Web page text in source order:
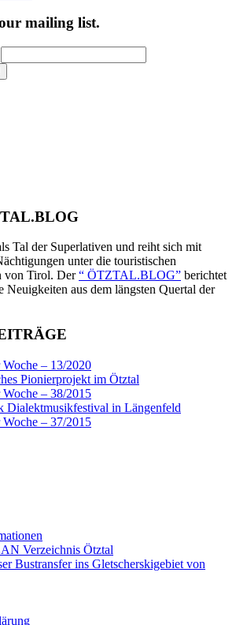
mailing list.
Tal der Superlativen und reiht sich mit
unter die touristischen
von Tirol. Der“ ÖTZTAL.BLOG” berichtet
Neuigkeiten aus dem längsten Quertal der
– 13/2020
Pionierprojekt im Ötztal
– 38/2015
Dialektmusikfestival in Längenfeld
– 37/2015
Verzeichnis Ötztal
Bustransfer ins Gletscherskigebiet von